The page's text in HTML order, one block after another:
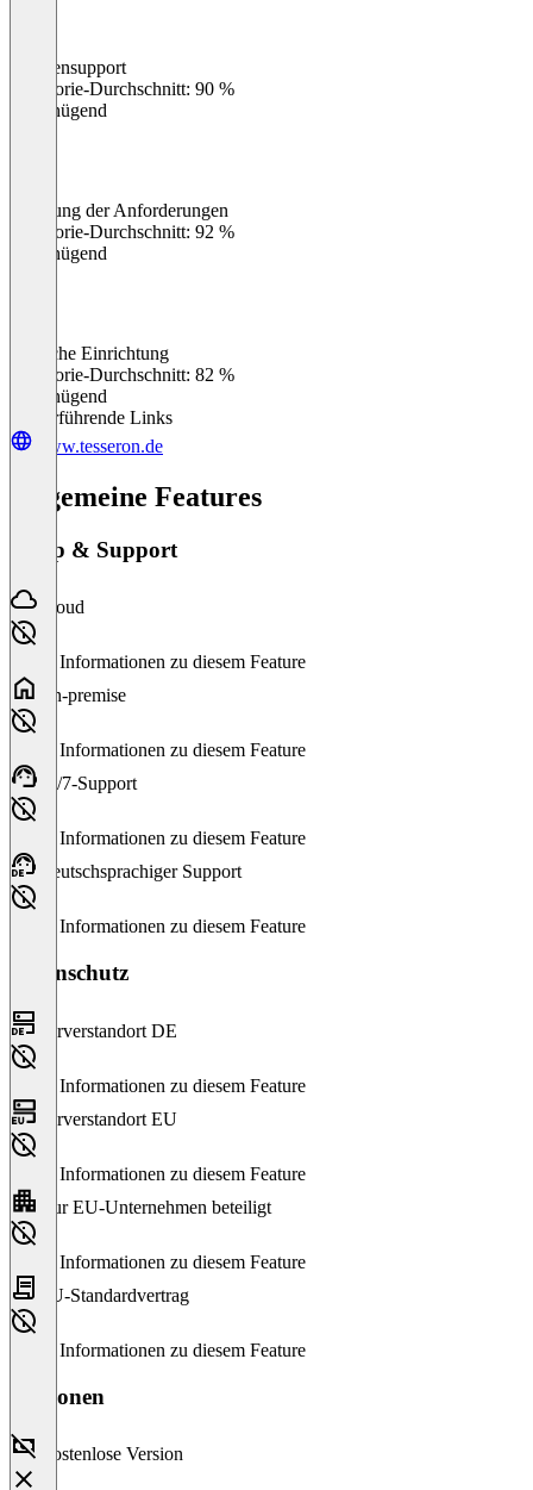
Kundensupport
Kategorie-Durchschnitt: 90 %
Ungenügend
Erfüllung der Anforderungen
Kategorie-Durchschnitt: 92 %
Ungenügend
Einfache Einrichtung
Kategorie-Durchschnitt: 82 %
Ungenügend
Weiterführende Links
www.tesseron.de
Allgemeine Features
Setup & Support
Cloud
Keine Informationen zu diesem Feature
On-premise
Keine Informationen zu diesem Feature
24/7-Support
Keine Informationen zu diesem Feature
Deutschsprachiger Support
Keine Informationen zu diesem Feature
Datenschutz
Serverstandort DE
Keine Informationen zu diesem Feature
Serverstandort EU
Keine Informationen zu diesem Feature
Nur EU-Unternehmen beteiligt
Keine Informationen zu diesem Feature
EU-Standardvertrag
Keine Informationen zu diesem Feature
Versionen
Kostenlose Version